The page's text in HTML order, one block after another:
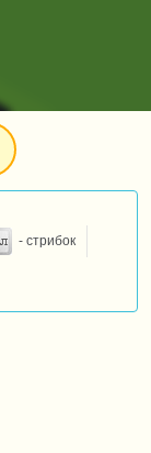
- стрибок